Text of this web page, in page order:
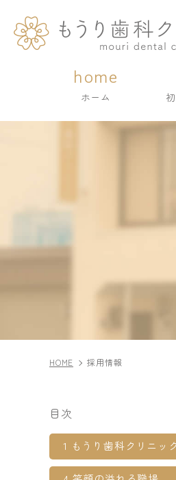
home
ホーム
ホーム
HOME 採用情報
目次
1 もうり歯科クリニッ